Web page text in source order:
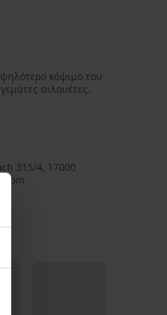
κόψιμο του
σιλουέτες.
315/4, 17000